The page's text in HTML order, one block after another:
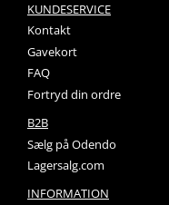
KUNDESERVICE
Kontakt
Gavekort
FAQ
Fortryd din ordre
B2B
Sælg på Odendo
Lagersalg.com
INFORMATION